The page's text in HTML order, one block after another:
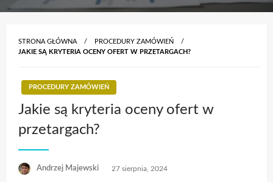
STRONA GŁÓWNA
PROCEDURY ZAMÓWIEŃ
JAKIE SĄ KRYTERIA OCENY OFERT W PRZETARGACH?
PROCEDURY ZAMÓWIEŃ
Jakie są kryteria oceny ofert w
przetargach?
Andrzej Majewski
Opublikowane
27 sierpnia, 2024